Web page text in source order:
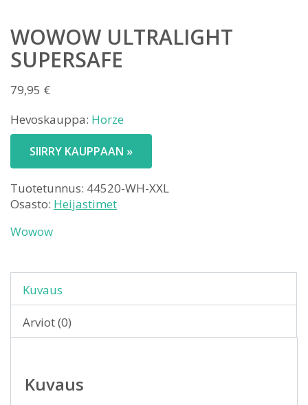
WOWOW ULTRALIGHT
SUPERSAFE
79,95 €
Hevoskauppa: Horze
SIIRRY KAUPPAAN »
Tuotetunnus: 44520-WH-XXL
Osasto: Heijastimet
Wowow
Kuvaus
Arviot (0)
Kuvaus